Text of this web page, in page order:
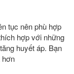
tục nên phù hợp
hợp với những
huyết áp. Bạn
hơn